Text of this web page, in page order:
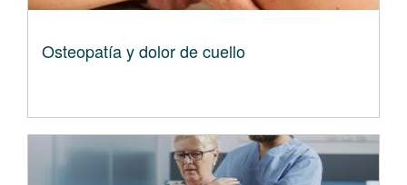
Osteopatía y dolor de cuello